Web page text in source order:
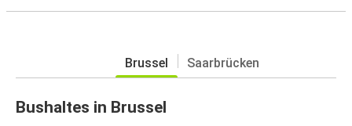
Brussel Saarbrücken
Bushaltes in Brussel